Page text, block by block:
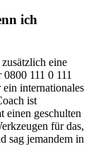
ich
eine
111 0 111
internationales
ist
einen geschulten
für das,
sag jemandem in